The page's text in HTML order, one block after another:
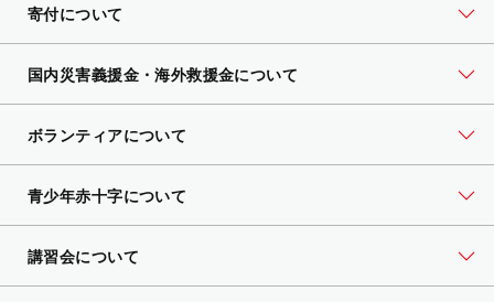
寄付について
国内災害義援金・海外救援金について
ボランティアについて
青少年赤十字について
講習会について